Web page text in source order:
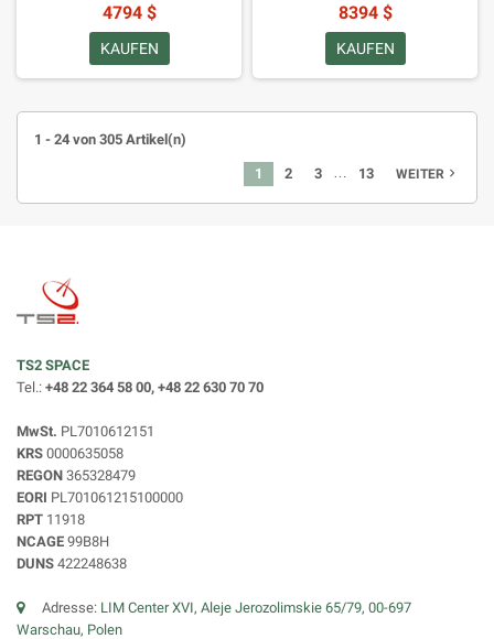
4794 $
KAUFEN
8394 $
KAUFEN
1 - 24 von 305 Artikel(n)
1 2 3 13 WEITER navigate_next
TS2 SPACE
Tel.: +48 22 364 58 00, +48 22 630 70 70
MwSt. PL7010612151
KRS 0000635058
REGON 365328479
EORI PL701061215100000
RPT 11918
NCAGE 99B8H
DUNS 422248638
Adresse: LIM Center XVI, Aleje Jerozolimskie 65/79, 00-697
Warschau, Polen